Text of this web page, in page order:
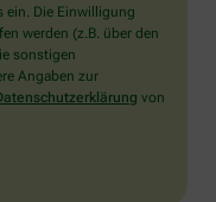
ein. Die Einwilligung
werden (z.B. über den
sonstigen
Angaben zur
von